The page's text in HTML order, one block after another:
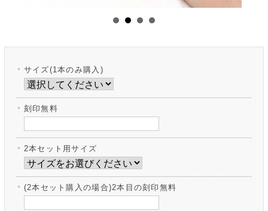
サイズ(1本のみ購入)
刻印無料
2本セット用サイズ
(2本セット購入の場合)2本目の刻印無料